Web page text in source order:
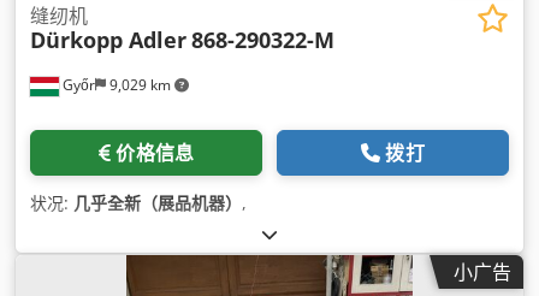
Győr 9,029 km
缝纫机
Dürkopp Adler868-290322-M
价格信息 拨打
状况: 几乎全新（展品机器） ,
小广告